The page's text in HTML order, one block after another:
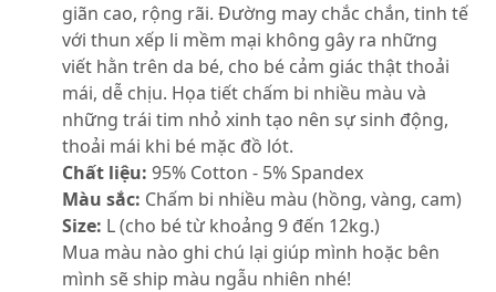
giãn cao, rộng rãi. Đường may chắc chắn, tinh tế
với thun xếp li mềm mại không gây ra những
viết hằn trên da bé, cho bé cảm giác thật thoải
mái, dễ chịu. Họa tiết chấm bi nhiều màu và
những trái tim nhỏ xinh tạo nên sự sinh động,
thoải mái khi bé mặc đồ lót.
Chất liệu: 95% Cotton - 5% Spandex
Màu sắc: Chấm bi nhiều màu (hồng, vàng, cam)
Size: L (cho bé từ khoảng 9 đến 12kg.)
Mua màu nào ghi chú lại giúp mình hoặc bên
mình sẽ ship màu ngẫu nhiên nhé!